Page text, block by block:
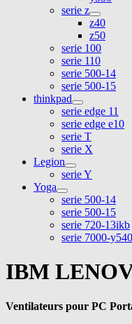
serie z
z40
z50
serie 100
serie 110
serie 500-14
serie 500-15
thinkpad
serie edge 11
serie edge e10
serie T
serie X
Legion
serie Y
Yoga
serie 500-14
serie 500-15
serie 720-13ikb
serie 7000-y540
IBM
Ventilateurs pour PC